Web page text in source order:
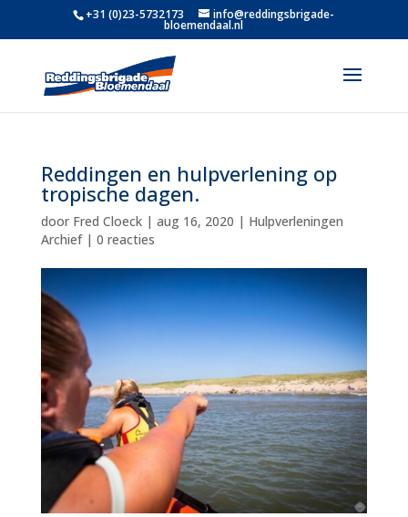
+31 (0)23-5732173 info@reddingsbrigade-
bloemendaal.nl
Reddingen en hulpverlening op
tropische dagen.
door Fred Cloeck| aug 16, 2020 | Hulpverleningen
Archief| 0 reacties